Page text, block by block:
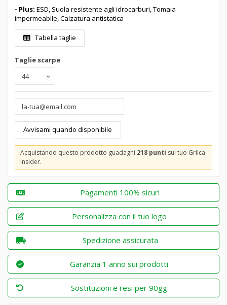
- Plus: ESD, Suola resistente agli idrocarburi, Tomaia
impermeabile, Calzatura antistatica
Tabella taglie
Taglie scarpe
Acquistando questo prodotto guadagni 218 punti sul tuo Grilca
Insider.
Pagamenti 100% sicuri
Personalizza con il tuo logo
Spedizione assicurata
Garanzia 1 anno sui prodotti
Sostituzioni e resi per 90gg